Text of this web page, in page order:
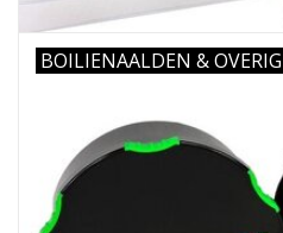
BOILIENAALDEN &